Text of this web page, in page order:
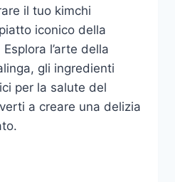
il tuo kimchi
iconico della
l’arte della
gli ingredienti
per la salute del
a creare una delizia